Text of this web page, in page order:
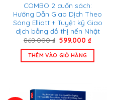
COMBO 2 cuốn sách:
Hướng Dẫn Giao Dịch Theo
Sóng Elliott + Tuyệt kỹ Giao
dịch bằng đồ thị nến Nhật
868.000₫ Giá
là:
868.000 ₫.
599.000₫Giá
tại
THÊM VÀO GIỎ HÀNG